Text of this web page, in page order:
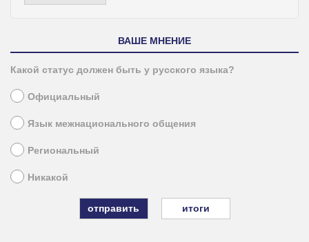
ВАШЕ МНЕНИЕ
Какой статус должен быть у русского языка?
Официальный
Язык межнационального общения
Региональный
Никакой
итоги